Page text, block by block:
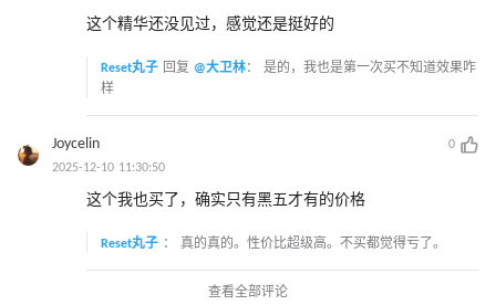
这个精华还没见过，感觉还是挺好的
Reset丸子 回复 @大卫林： 是的，我也是第一次买不知道效果咋
样
Joycelin
0
2025-12-10 11:30:50
这个我也买了，确实只有黑五才有的价格
Reset丸子 ： 真的真的。性价比超级高。不买都觉得亏了。
查看全部评论